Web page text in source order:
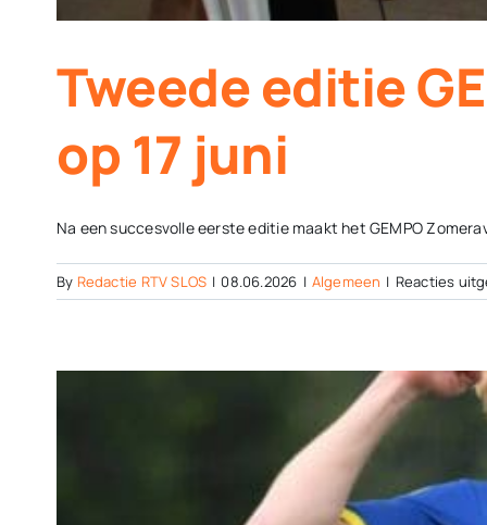
Tweede editie
op 17 juni
Na een succesvolle eerste editie maakt het GEMPO
By Redactie RTV SLOS | 08.06.2026 | Algemeen | Reacties